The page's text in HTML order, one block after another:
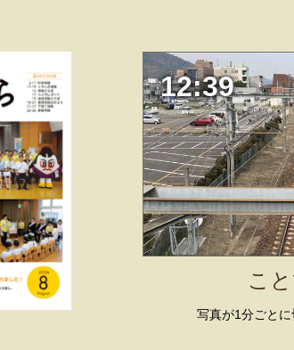
12:39
こ
写真が1分ごとに